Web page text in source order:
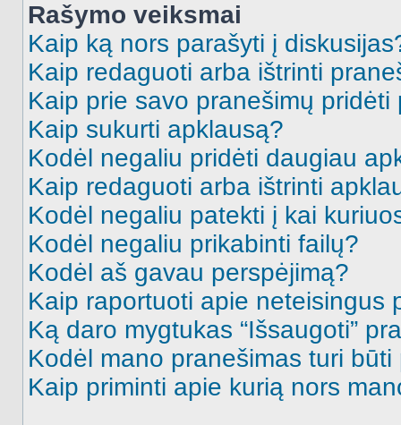
Rašymo veiksmai
Kaip ką nors parašyti į
Kaip redaguoti arba ištrinti
Kaip prie savo pranešimų pridėti
Kaip sukurti apklausą?
Kodėl negaliu pridėti daugiau
Kaip redaguoti arba ištrinti
Kodėl negaliu patekti į kai
Kodėl negaliu prikabinti failų?
Kodėl aš gavau perspėjimą?
Kaip raportuoti apie neteisingus
Ką daro mygtukas “Išsaugoti”
Kodėl mano pranešimas turi būti
Kaip priminti apie kurią nors